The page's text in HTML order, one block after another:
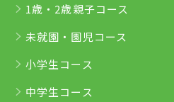
1歳・2歳親子コース
未就園・園児コース
小学生コース
中学生コース